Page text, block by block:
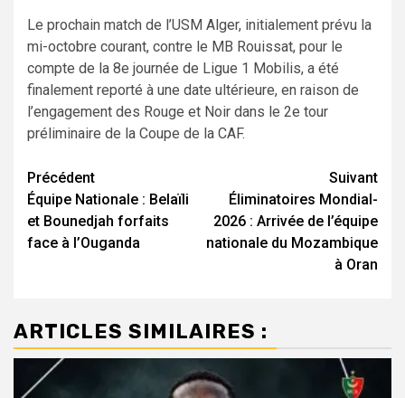
Le prochain match de l’USM Alger, initialement prévu la
mi-octobre courant, contre le MB Rouissat, pour le
compte de la 8e journée de Ligue 1 Mobilis, a été
finalement reporté à une date ultérieure, en raison de
l’engagement des Rouge et Noir dans le 2e tour
préliminaire de la Coupe de la CAF.
Navigation
d’article
Précédent
Équipe Nationale : Belaïli
et Bounedjah forfaits
face à l’Ouganda
Suivant
Éliminatoires Mondial-
2026 : Arrivée de l’équipe
nationale du Mozambique
à Oran
ARTICLES SIMILAIRES :